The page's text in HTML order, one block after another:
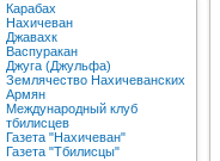
Карабах
Нахичеван
Джавахк
Васпуракан
Джуга (Джульфа)
Землячество Нахичеванских
Армян
Международный клуб
тбилисцев
Газета "Нахичеван"
Газета "Тбилисцы"